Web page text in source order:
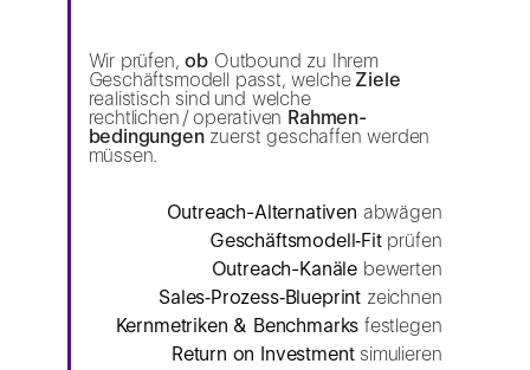
Wir prüfen,ob Outbound zu Ihrem
Geschäftsmodell passt, welcheZiele
realistisch sind und welche
rechtlichen / operativen Rahmen­
bedingungenzuerst geschaffen werden
müssen.
Outreach-Alternativen abwägen
Geschäftsmodell‑Fitprüfen
Outreach-Kanäle bewerten
Sales‑Prozess‑Blueprint zeichnen
Kernmetriken & Benchmarks festlegen
Return on Investmentsimulieren